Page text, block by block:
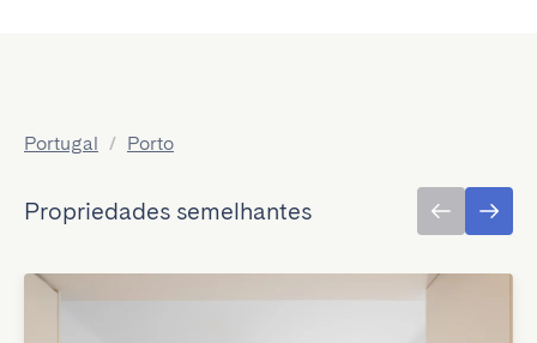
Portugal / Porto
Propriedades semelhantes